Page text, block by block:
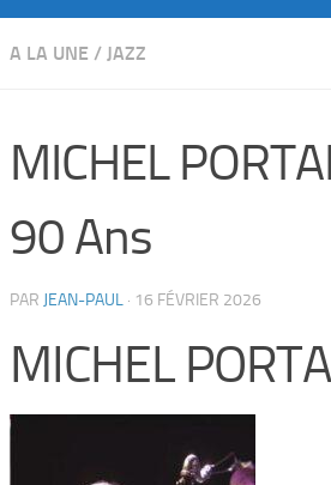
A LA UNE / JAZZ
MICHEL
90 Ans
PAR JEAN-PAUL · 16 FÉVRIER 2026
MICHEL